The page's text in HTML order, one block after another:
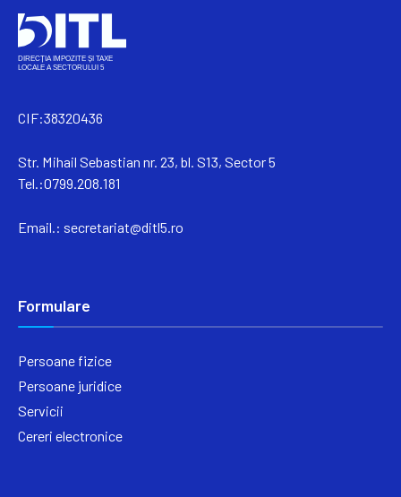
CIF:38320436
Str. Mihail Sebastian nr. 23, bl. S13, Sector 5
Tel.:0799.208.181
Email.: secretariat@ditl5.ro
Formulare
Persoane fizice
Persoane juridice
Servicii
Cereri electronice